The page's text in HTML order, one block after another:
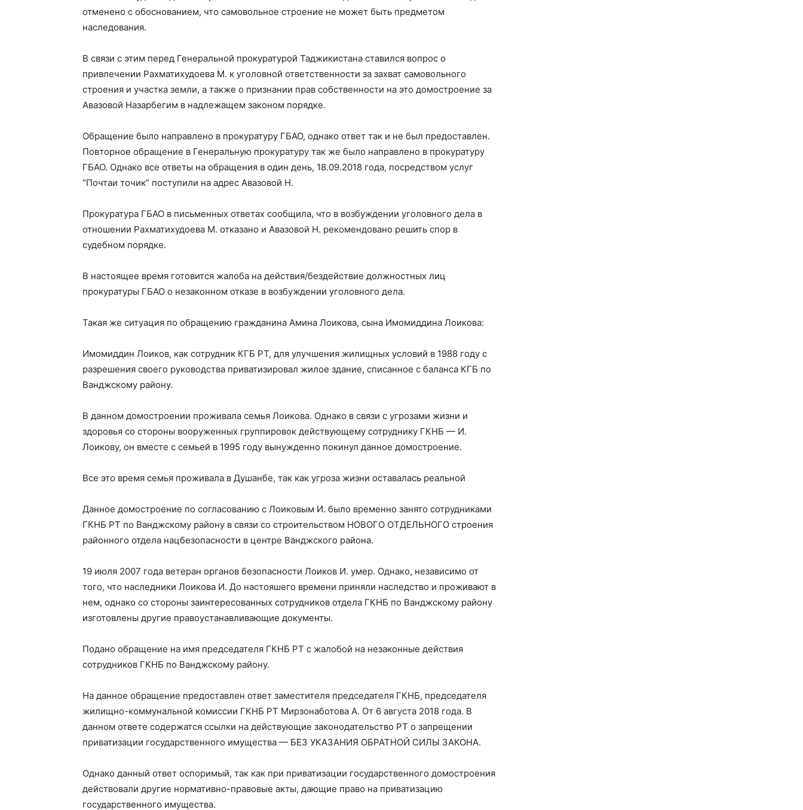
отменено с обоснованием, что самовольное строение не может быть предметом
наследования.
В связи с этим перед Генеральной прокуратурой Таджикистана ставился вопрос о
привлечении Рахматихудоева М. к уголовной ответственности за захват самовольного
строения и участка земли, а также о признании прав собственности на это домостроение за
Авазовой Назарбегим в надлежащем законом порядке.
Обращение было направлено в прокуратуру ГБАО, однако ответ так и не был предоставлен.
Повторное обращение в Генеральную прокуратуру так же было направлено в прокуратуру
ГБАО. Однако все ответы на обращения в один день, 18.09.2018 года, посредством услуг
“Почтаи точик” поступили на адрес Авазовой Н.
Прокуратура ГБАО в письменных ответах сообщила, что в возбуждении уголовного дела в
отношении Рахматихудоева М. отказано и Авазовой Н. рекомендовано решить спор в
судебном порядке.
В настоящее время готовится жалоба на действия/бездействие должностных лиц
прокуратуры ГБАО о незаконном отказе в возбуждении уголовного дела.
Такая же ситуация по обращению гражданина Амина Лоикова, сына Имомиддина Лоикова:
Имомиддин Лоиков, как сотрудник КГБ РТ, для улучшения жилищных условий в 1988 году с
разрешения своего руководства приватизировал жилое здание, списанное с баланса КГБ по
Ванджскому району.
В данном домостроении проживала семья Лоикова. Однако в связи с угрозами жизни и
здоровья со стороны вооруженных группировок действующему сотруднику ГКНБ — И.
Лоикову, он вместе с семьей в 1995 году вынужденно покинул данное домостроение.
Все это время семья проживала в Душанбе, так как угроза жизни оставалась реальной
Данное домостроение по согласованию с Лоиковым И. было временно занято сотрудниками
ГКНБ РТ по Ванджскому району в связи со строительством НОВОГО ОТДЕЛЬНОГО строения
районного отдела нацбезопасности в центре Ванджского района.
19 июля 2007 года ветеран органов безопасности Лоиков И. умер. Однако, независимо от
того, что наследники Лоикова И. До настояшего времени приняли наследство и проживают в
нем, однако со стороны заинтересованных сотрудников отдела ГКНБ по Ванджскому району
изготовлены другие правоустанавливающие документы.
Подано обращение на имя председателя ГКНБ РТ с жалобой на незаконные действия
сотрудников ГКНБ по Ванджскому району.
На данное обращение предоставлен ответ заместителя председателя ГКНБ, председателя
жилищно-коммунальной комиссии ГКНБ РТ Мирзонаботова А. От 6 августа 2018 года. В
данном ответе содержатся ссылки на действующие законодательство РТ о запрещении
приватизации государственного имущества — БЕЗ УКАЗАНИЯ ОБРАТНОЙ СИЛЫ ЗАКОНА.
Однако данный ответ оспоримый, так как при приватизации государственного домостроения
действовали другие нормативно-правовые акты, дающие право на приватизацию
государственного имущества.